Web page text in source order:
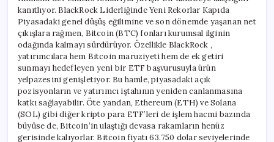
kanıtlıyor. BlackRock Liderliğinde Yeni Rekorlar Kapıda
Piyasadaki genel düşüş eğilimine ve son dönemde yaşanan net
çıkışlara rağmen, Bitcoin (BTC) fonları kurumsal ilginin
odağında kalmayı sürdürüyor. Özellikle BlackRock ,
yatırımcılara hem Bitcoin maruziyeti hem de ek getiri
sunmayı hedefleyen yeni bir ETF başvurusuyla ürün
yelpazesini genişletiyor. Bu hamle, piyasadaki açık
pozisyonların ve yatırımcı iştahının yeniden canlanmasına
katkı sağlayabilir. Öte yandan, Ethereum (ETH) ve Solana
(SOL) gibi diğer kripto para ETF’leri de işlem hacmi bazında
büyüse de, Bitcoin’in ulaştığı devasa rakamların henüz
gerisinde kalıyorlar. Bitcoin fiyatı 63.750 dolar seviyelerinde